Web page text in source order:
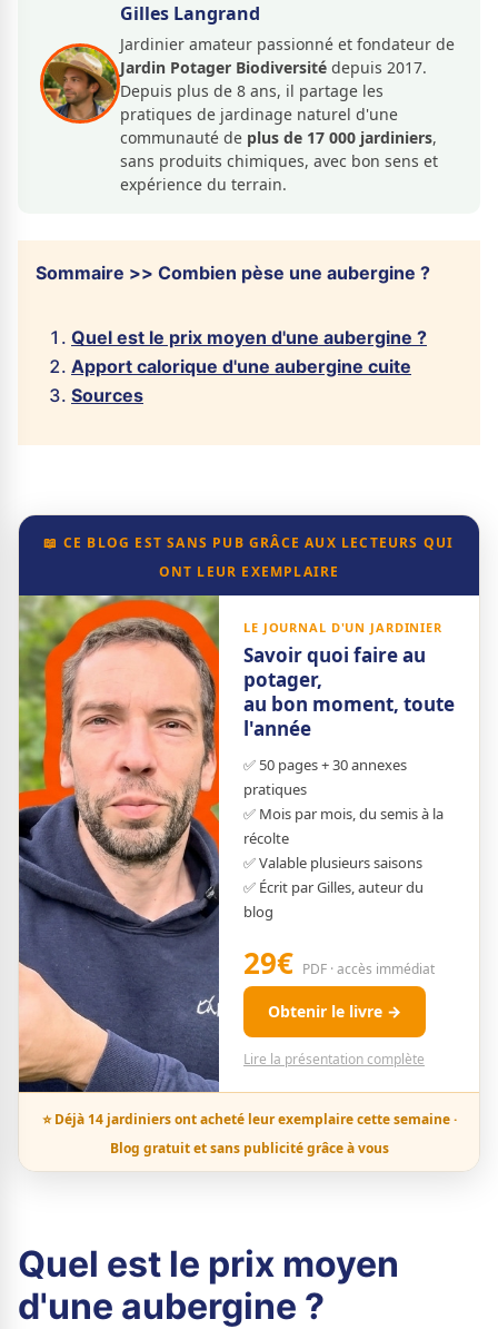
Gilles Langrand
Jardinier amateur passionné et fondateur de
Jardin Potager Biodiversité depuis 2017.
Depuis plus de 8 ans, il partage les
pratiques de jardinage naturel d'une
communauté de plus de 17 000 jardiniers,
sans produits chimiques, avec bon sens et
expérience du terrain.
Sommaire >> Combien pèse une aubergine ?
Quel est le prix moyen d'une aubergine ?
Apport calorique d'une aubergine cuite
Sources
📖 CE BLOG EST SANS PUB GRÂCE AUX LECTEURS QUI
ONT LEUR EXEMPLAIRE
LE JOURNAL D'UN JARDINIER
Savoir quoi faire au
potager,
au bon moment, toute
l'année
✅ 50 pages + 30 annexes
pratiques
✅ Mois par mois, du semis à la
récolte
✅ Valable plusieurs saisons
✅ Écrit par Gilles, auteur du
blog
29€ PDF · accès immédiat
Obtenir le livre →
Lire la présentation complète
⭐ Déjà 14 jardiniers ont acheté leur exemplaire cette semaine ·
Blog gratuit et sans publicité grâce à vous
Quel est le prix moyen
d'une aubergine ?